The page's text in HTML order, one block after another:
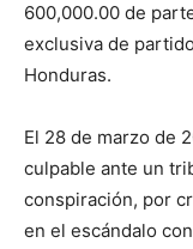
600,000.00 de
exclusiva de
Honduras.
El 28 de marzo de
culpable ante un
conspiración, por
en el escándalo